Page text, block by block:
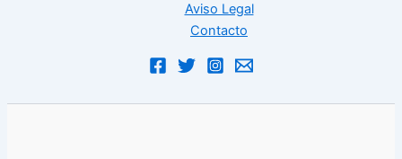
Aviso Legal
Contacto